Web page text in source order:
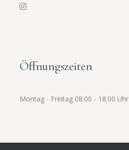
Öffnungszeiten
Montag - Freitag 08:00 - 18:00 Uhr